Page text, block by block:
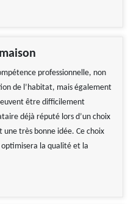
professionnelle, non
de l’habitat, mais également
être difficilement
déjà réputé lors d’un choix
très bonne idée. Ce choix
la qualité et la